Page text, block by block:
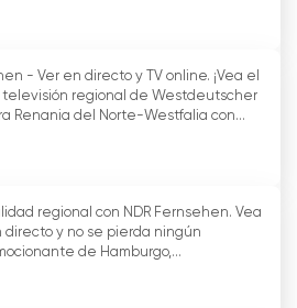
- Ver en directo y TV online. ¡Vea el
televisión regional de Westdeutscher
Renania del Norte-Westfalia con...
regional con NDR Fernsehen. Vea
directo y no se pierda ningún
de Hamburgo,...